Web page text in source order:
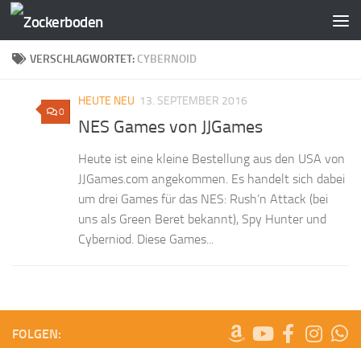
Zum Inhalt springen
VERSCHLAGWORTET: CYBERNOID
0
HEUTE NEU 13. SEPTEMBER 2016
NES Games von JJGames
Heute ist eine kleine Bestellung aus den USA von
JJGames.com angekommen. Es handelt sich dabei
um drei Games für das NES: Rush’n Attack (bei
uns als Green Beret bekannt), Spy Hunter und
Cyberniod. Diese Games...
FOLGEN: